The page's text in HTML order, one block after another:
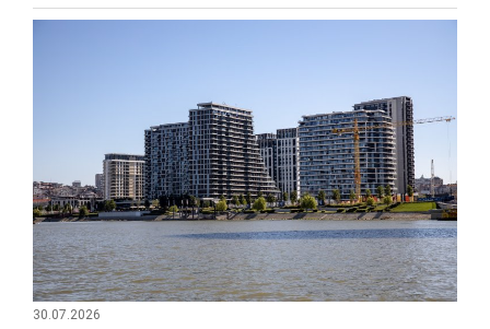
30.07.2026